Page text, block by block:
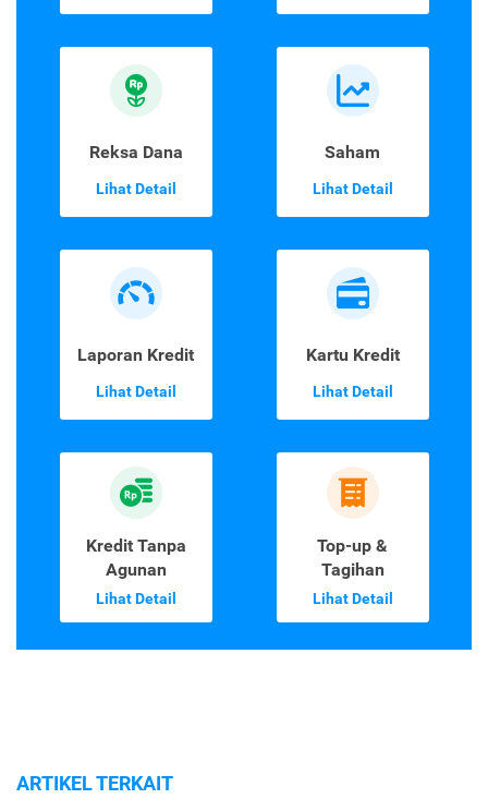
Reksa Dana
Lihat Detail
Saham
Lihat Detail
Laporan Kredit
Lihat Detail
Kartu Kredit
Lihat Detail
Kredit Tanpa
Agunan
Lihat Detail
Top-up &
Tagihan
Lihat Detail
ARTIKEL TERKAIT